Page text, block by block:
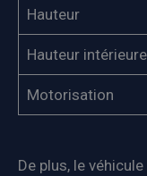
Hauteur
Hauteur intérieure
Motorisation
De plus, le